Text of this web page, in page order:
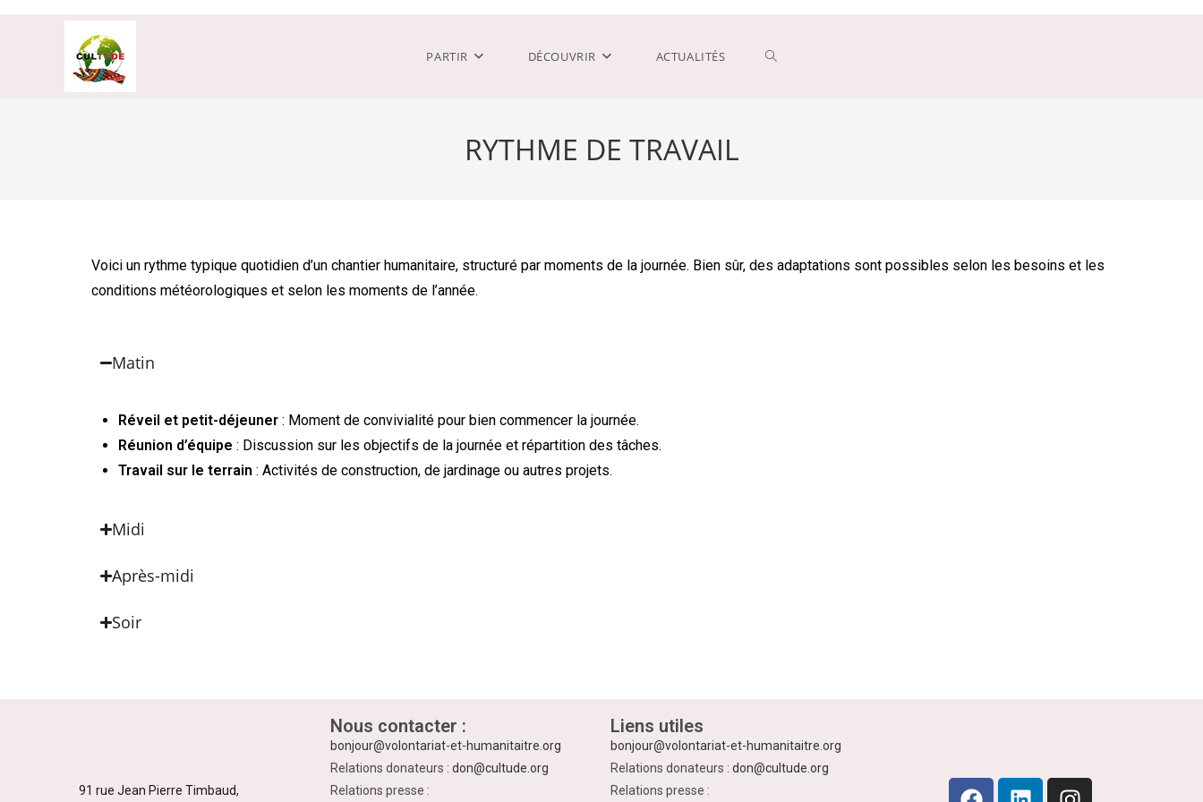
PARTIR DÉCOUVRIR ACTUALITÉS
RYTHME DE TRAVAIL
Voici un rythme typique quotidien d’un chantier humanitaire, structuré par moments de la journée. Bien sûr, des adaptations sont possibles selon les besoins et les
conditions météorologiques et selon les moments de l’année.
Matin
Réveil et petit-déjeuner : Moment de convivialité pour bien commencer la journée.
Réunion d’équipe : Discussion sur les objectifs de la journée et répartition des tâches.
Travail sur le terrain : Activités de construction, de jardinage ou autres projets.
Midi
Après-midi
Soir
91 rue Jean Pierre Timbaud,
Nous contacter :
bonjour@volontariat-et-humanitaitre.org
Relations donateurs : don@cultude.org
Relations presse :
Liens utiles
bonjour@volontariat-et-humanitaitre.org
Relations donateurs : don@cultude.org
Relations presse :